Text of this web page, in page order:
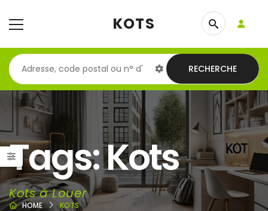
KOTS
RECHERCHE
Tags: Kots
Kots à Louer
HOME KOTS